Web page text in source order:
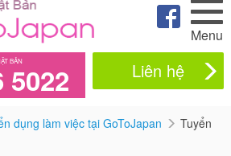
Menu
BẢN
5022 Liên hệ
dụng làm việc tại GoToJapan
Tuyển